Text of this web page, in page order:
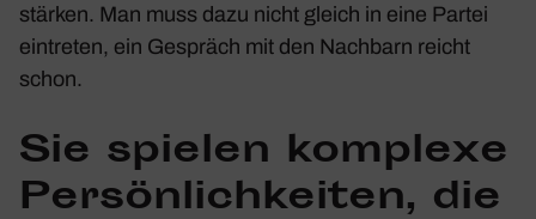
stärken. Man muss dazu nicht gleich in eine Partei
eintreten, ein Gespräch mit den Nach­barn reicht
schon.
Sie spielen komplexe
Persön­lich­keiten, die